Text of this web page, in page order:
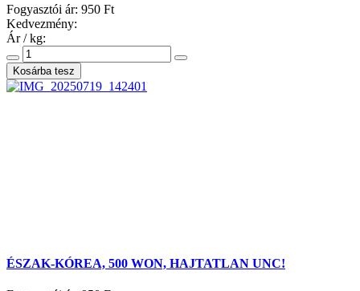
Fogyasztói ár: 950 Ft
Kedvezmény:
Ár / kg:
ÉSZAK-KÓREA, 500 WON, HAJTATLAN UNC!